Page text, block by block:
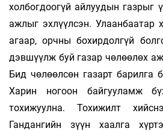
холбогдоогүй айлуудын газрыг
ажлыг эхлүүлсэн. Улаанбаатар
агаар, орчны бохирдолгүй
дэвшүүлж буй газар чөлөөлөх
Бид чөлөөлсөн газарт барилга
Харин ногоон байгууламж
тохижуулна. Тохижилт
Гандангийн зүүн хаалга